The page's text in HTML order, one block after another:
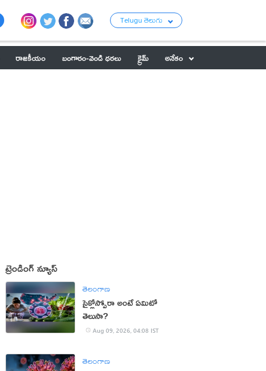
Telugu తెలుగు
రాజకీయం బంగారం-వెండి ధరలు క్రైమ్
అనేకం
ట్రెండింగ్ న్యూస్
తెలంగాణ
సైక్లోస్పోరా అంటే ఏమిటో
తెలుసా?
Aug 09, 2026, 04:08 IST
తెలంగాణ